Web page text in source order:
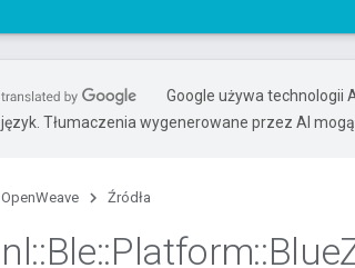
Google używa technologii
język. Tłumaczenia wygenerowane przez AI mogą
OpenWeave Źródła
nl::Ble::Platform::Blue